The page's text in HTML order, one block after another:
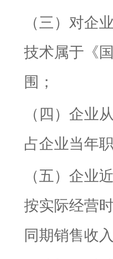
（三）对企
技术属于《
围；
（四）企业
占企业当年
（五）企业
按实际经营
同期销售收